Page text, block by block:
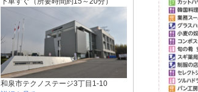
和泉市テクノステージ3丁目1-10